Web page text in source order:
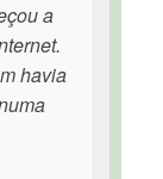
a
havia